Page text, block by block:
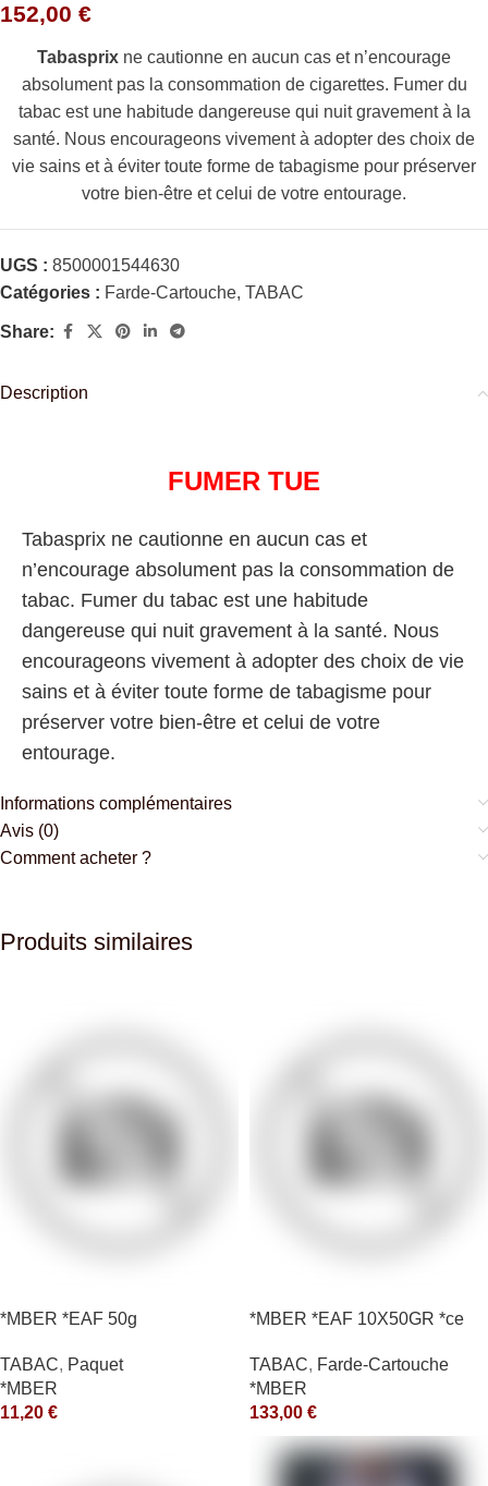
152,00 €
Tabasprix ne cautionne en aucun cas et n’encourage
absolument pas la consommation de cigarettes. Fumer du
tabac est une habitude dangereuse qui nuit gravement à la
santé. Nous encourageons vivement à adopter des choix de
vie sains et à éviter toute forme de tabagisme pour préserver
votre bien-être et celui de votre entourage.
UGS : 8500001544630
Catégories : Farde-Cartouche, TABAC
Share:
Description
FUMER TUE
Tabasprix ne cautionne en aucun cas et
n’encourage absolument pas la consommation de
tabac. Fumer du tabac est une habitude
dangereuse qui nuit gravement à la santé. Nous
encourageons vivement à adopter des choix de vie
sains et à éviter toute forme de tabagisme pour
préserver votre bien-être et celui de votre
entourage.
Informations complémentaires
Avis (0)
Comment acheter ?
Produits similaires
*MBER *EAF 50g
TABAC, Paquet
*MBER
11,20 €
*MBER *EAF 10X50GR *ce
TABAC, Farde-Cartouche
*MBER
133,00 €